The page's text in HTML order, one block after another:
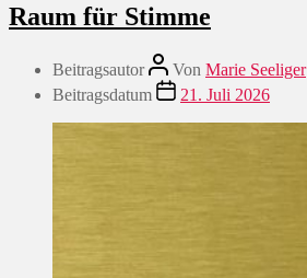
Raum für Stimme
Beitragsautor Von Marie Seeliger
Beitragsdatum
21. Juli 2026